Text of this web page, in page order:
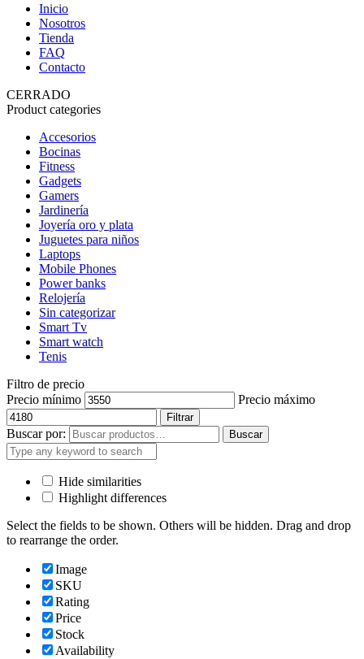
Inicio
Nosotros
Tienda
FAQ
Contacto
CERRADO
Product categories
Accesorios
Bocinas
Fitness
Gadgets
Gamers
Jardinería
Joyería oro y plata
Juguetes para niños
Laptops
Mobile Phones
Power banks
Relojería
Sin categorizar
Smart Tv
Smart watch
Tenis
Filtro de precio
Precio mínimo
Precio máximo
Filtrar
Buscar por: Buscar
Hide similarities
Highlight differences
Select the fields to be shown. Others will be hidden. Drag and drop
to rearrange the order.
Image
SKU
Rating
Price
Stock
Availability